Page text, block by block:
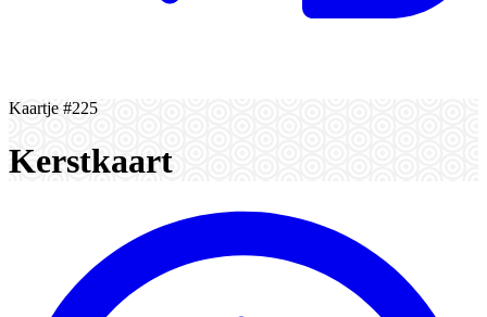
Kaartje #225
Kerstkaart